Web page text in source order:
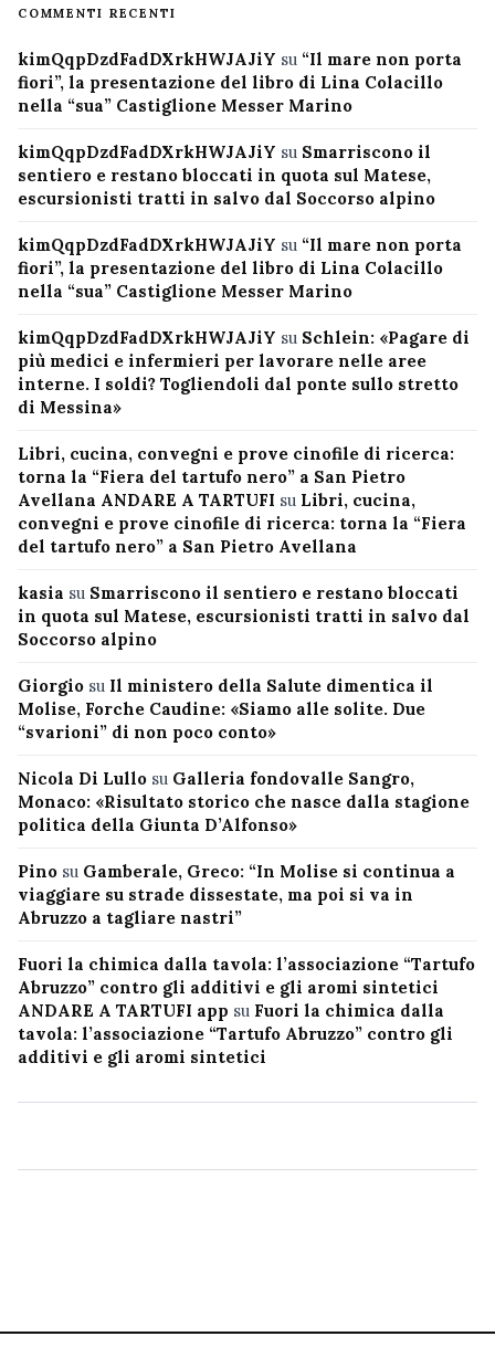
COMMENTI RECENTI
kimQqpDzdFadDXrkHWJAJiY su “Il mare non porta
fiori”, la presentazione del libro di Lina Colacillo
nella “sua” Castiglione Messer Marino
kimQqpDzdFadDXrkHWJAJiY su Smarriscono il
sentiero e restano bloccati in quota sul Matese,
escursionisti tratti in salvo dal Soccorso alpino
kimQqpDzdFadDXrkHWJAJiY su “Il mare non porta
fiori”, la presentazione del libro di Lina Colacillo
nella “sua” Castiglione Messer Marino
kimQqpDzdFadDXrkHWJAJiY su Schlein: «Pagare di
più medici e infermieri per lavorare nelle aree
interne. I soldi? Togliendoli dal ponte sullo stretto
di Messina»
Libri, cucina, convegni e prove cinofile di ricerca:
torna la “Fiera del tartufo nero” a San Pietro
Avellana ANDARE A TARTUFI su Libri, cucina,
convegni e prove cinofile di ricerca: torna la “Fiera
del tartufo nero” a San Pietro Avellana
kasia su Smarriscono il sentiero e restano bloccati
in quota sul Matese, escursionisti tratti in salvo dal
Soccorso alpino
Giorgio su Il ministero della Salute dimentica il
Molise, Forche Caudine: «Siamo alle solite. Due
“svarioni” di non poco conto»
Nicola Di Lullo su Galleria fondovalle Sangro,
Monaco: «Risultato storico che nasce dalla stagione
politica della Giunta D’Alfonso»
Pino su Gamberale, Greco: “In Molise si continua a
viaggiare su strade dissestate, ma poi si va in
Abruzzo a tagliare nastri”
Fuori la chimica dalla tavola: l’associazione “Tartufo
Abruzzo” contro gli additivi e gli aromi sintetici
ANDARE A TARTUFI app su Fuori la chimica dalla
tavola: l’associazione “Tartufo Abruzzo” contro gli
additivi e gli aromi sintetici